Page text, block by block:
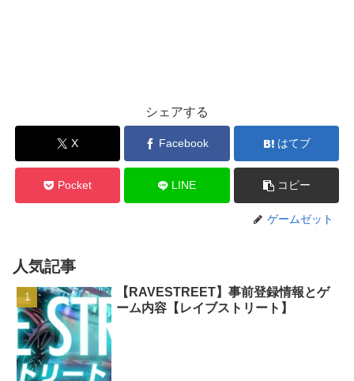
シェアする
X Facebook はてブ
Pocket LINE コピー
ゲームゼット
人気記事
【RAVESTREET】事前登録情報とゲ
ーム内容【レイブストリート】